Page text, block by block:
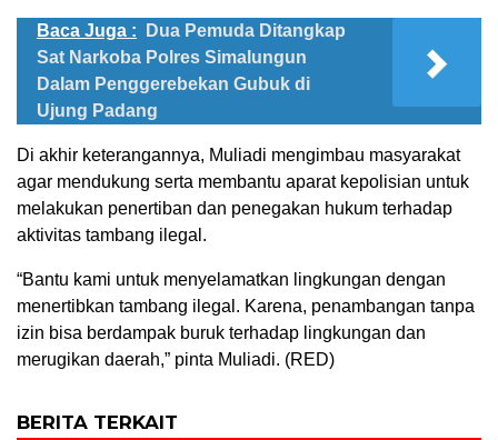
Baca Juga :
Dua Pemuda Ditangkap
Sat Narkoba Polres Simalungun
Dalam Penggerebekan Gubuk di
Ujung Padang
Di akhir keterangannya, Muliadi mengimbau masyarakat
agar mendukung serta membantu aparat kepolisian untuk
melakukan penertiban dan penegakan hukum terhadap
aktivitas tambang ilegal.
“Bantu kami untuk menyelamatkan lingkungan dengan
menertibkan tambang ilegal. Karena, penambangan tanpa
izin bisa berdampak buruk terhadap lingkungan dan
merugikan daerah,” pinta Muliadi. (RED)
BERITA TERKAIT